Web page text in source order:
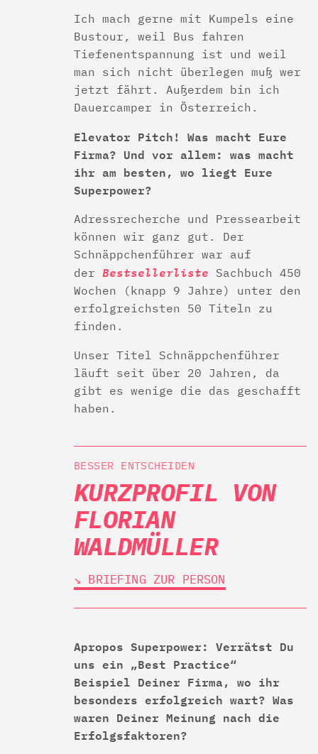
Ich mach gerne mit Kumpels eine
Bustour, weil Bus fahren
Tiefenentspannung ist und weil
man sich nicht überlegen muß wer
jetzt fährt. Außerdem bin ich
Dauercamper in Österreich.
Elevator Pitch! Was macht Eure
Firma? Und vor allem: was macht
ihr am besten, wo liegt Eure
Superpower?
Adressrecherche und Pressearbeit
können wir ganz gut. Der
Schnäppchenführer war auf
der Bestsellerliste Sachbuch 450
Wochen (knapp 9 Jahre) unter den
erfolgreichsten 50 Titeln zu
finden.
Unser Titel Schnäppchenführer
läuft seit über 20 Jahren, da
gibt es wenige die das geschafft
haben.
BESSER ENTSCHEIDEN
KURZPROFIL VON
FLORIAN
WALDMÜLLER
↘︎ BRIEFING ZUR PERSON
Apropos Superpower: Verrätst Du
uns ein „Best Practice“
Beispiel Deiner Firma, wo ihr
besonders erfolgreich wart? Was
waren Deiner Meinung nach die
Erfolgsfaktoren?